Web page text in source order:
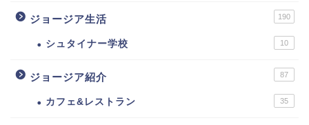
ジョージア生活 190
シュタイナー学校 10
ジョージア紹介 87
カフェ&レストラン 35